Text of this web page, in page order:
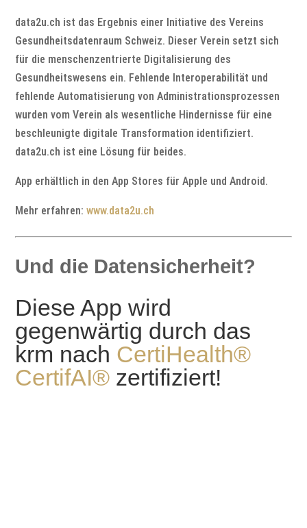
data2u.ch ist das Ergebnis einer Initiative des Vereins
Gesundheitsdatenraum Schweiz. Dieser Verein setzt sich
für die menschenzentrierte Digitalisierung des
Gesundheitswesens ein. Fehlende Interoperabilität und
fehlendeAutomatisierung von Administrationsprozessen
wurden vom Verein als wesentliche Hindernisse für eine
beschleunigte digitale Transformation identifiziert.
data2u.ch ist eine Lösung für beides.
App erhältlich in den App Stores für Apple und Android.
Mehr erfahren:www.data2u.ch
Und die Datensicherheit?
Diese App wird
gegenwärtig durch das
krm nach CertiHealth®
CertifAI® zertifiziert!